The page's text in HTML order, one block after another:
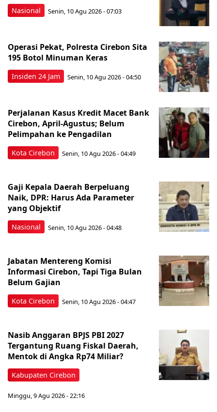
Nasional Senin, 10 Agu 2026 - 07:03
Insiden 24 Jam
Operasi Pekat, Polresta Cirebon Sita
195 Botol Minuman Keras
Senin, 10 Agu 2026 - 04:50
Kota Cirebon
Perjalanan Kasus Kredit Macet Bank
Cirebon, April-Agustus; Belum
Pelimpahan ke Pengadilan
Senin, 10 Agu 2026 - 04:49
Nasional
Gaji Kepala Daerah Berpeluang
Naik, DPR: Harus Ada Parameter
yang Objektif
Senin, 10 Agu 2026 - 04:48
Kota Cirebon
Jabatan Mentereng Komisi
Informasi Cirebon, Tapi Tiga Bulan
Belum Gajian
Senin, 10 Agu 2026 - 04:47
Kabupaten Cirebon
Nasib Anggaran BPJS PBI 2027
Tergantung Ruang Fiskal Daerah,
Mentok di Angka Rp74 Miliar?
Minggu, 9 Agu 2026 - 22:16